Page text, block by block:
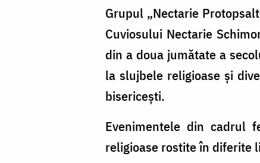
Grupul „Nectarie
Cuviosului Nectarie
din a doua jumătate a
la slujbele religioase şi
bisericeşti.
Evenimentele din cadrul
religioase rostite în diferite